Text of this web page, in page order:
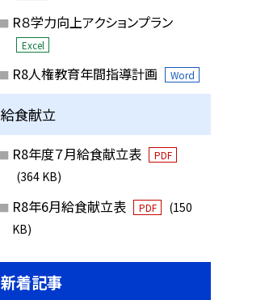
R８学力向上アクションプラン
Excel
R8人権教育年間指導計画 Word
給食献立
R8年度７月給食献立表 PDF
(364 KB)
R8年6月給食献立表 PDF
(150
KB)
新着記事